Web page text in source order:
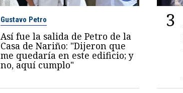
Gustavo Petro
Así fue la salida de Petro de la
Casa de Nariño: "Dijeron que
me quedaría en este edificio; y
no, aquí cumplo"
3